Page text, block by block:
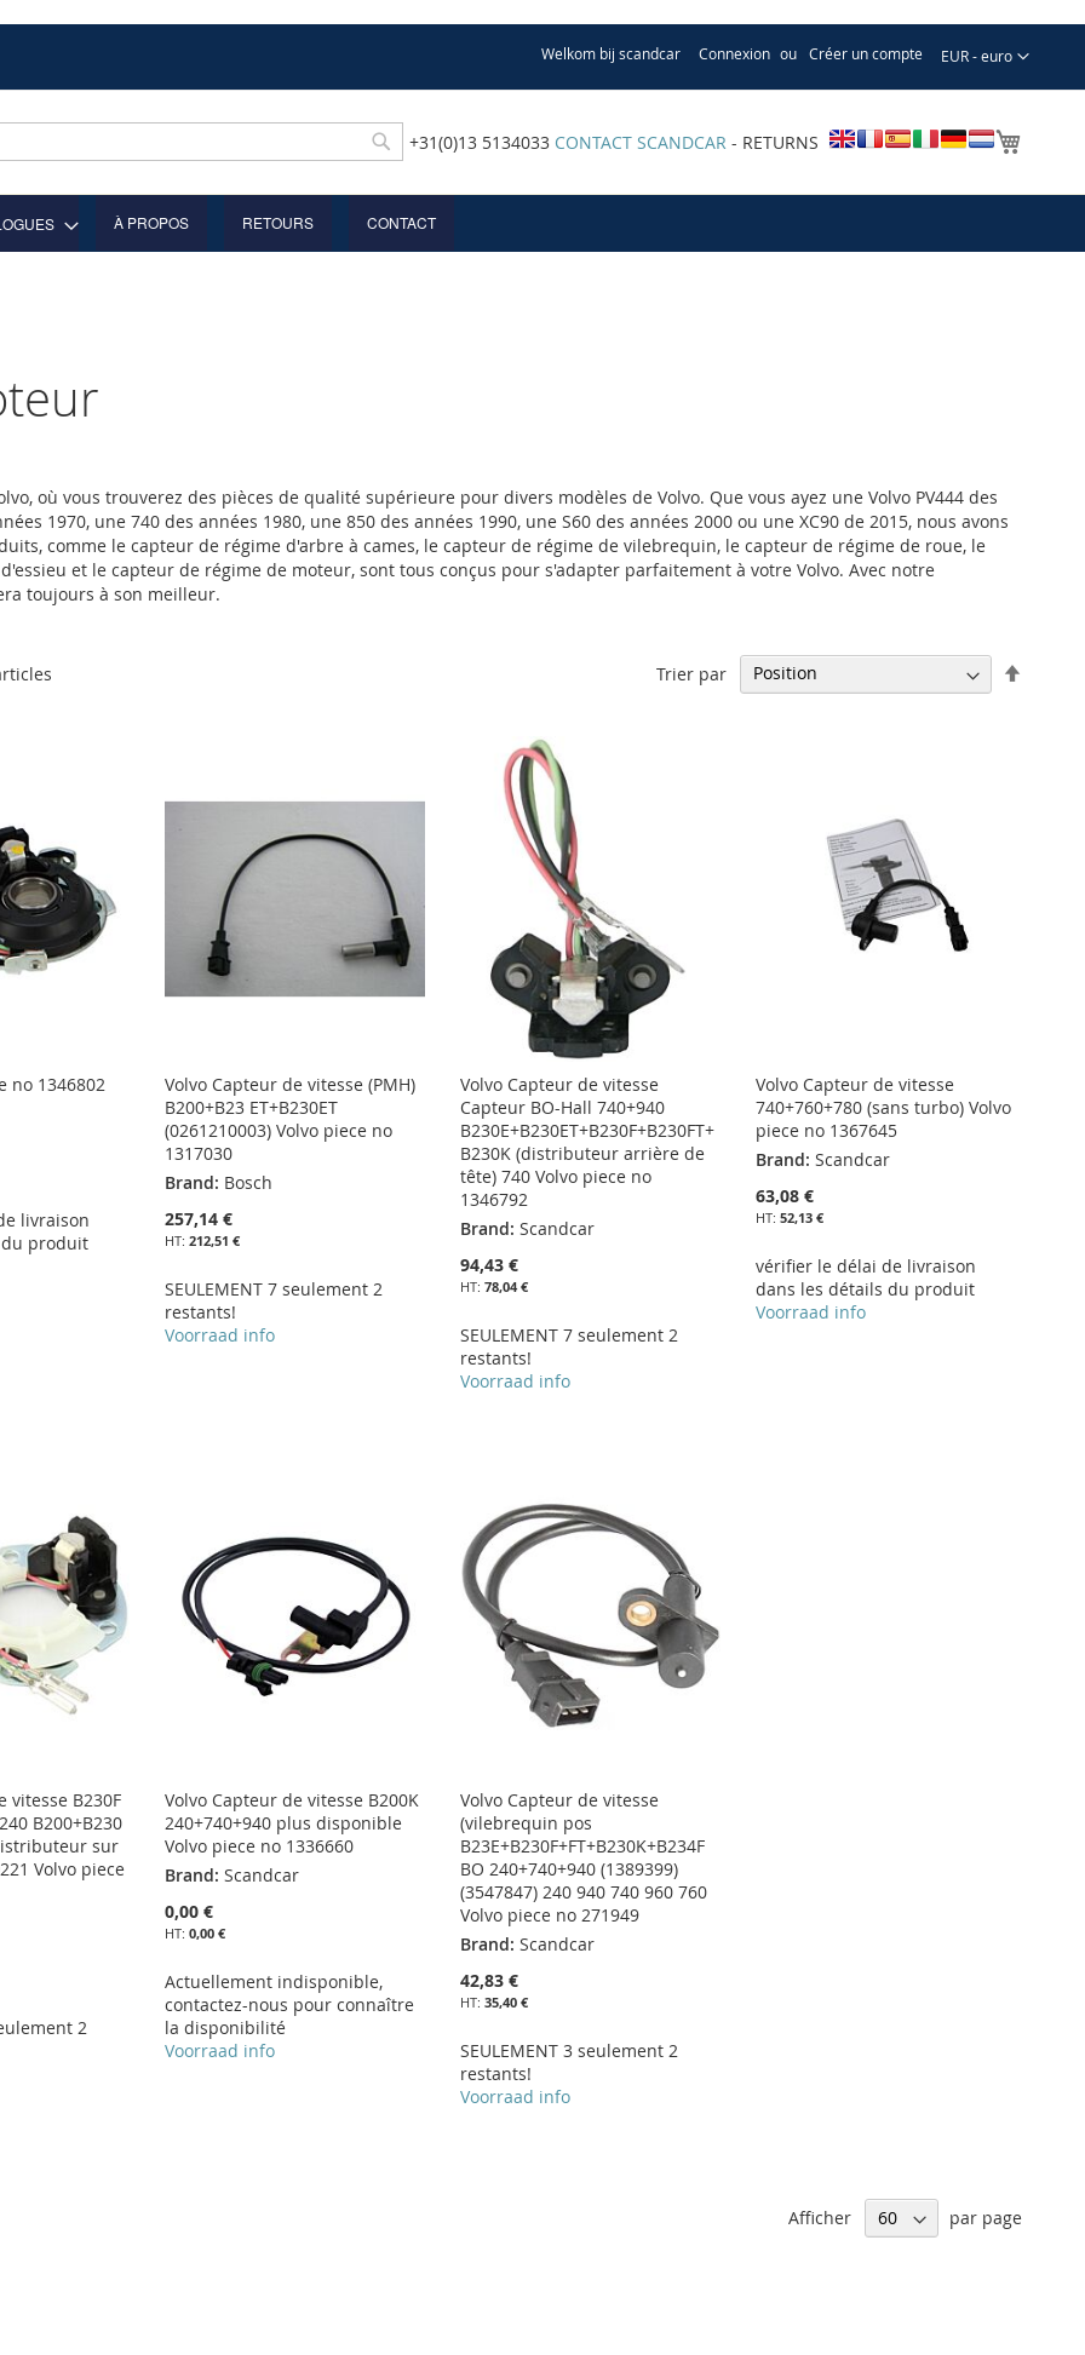
Devise
EUR - euro
Welkom bij scandcar Connexion Créer un compte
+31(0)13 5134033 CONTACT SCANDCAR - RETURNS
À PROPOS RETOURS CONTACT
où vous trouverez des pièces de qualité supérieure pour divers modèles de Volvo. Que vous ayez une Volvo PV444 des
1970, une 740 des années 1980, une 850 des années 1990, une S60 des années 2000 ou une XC90 de 2015, nous avons
comme le capteur de régime d'arbre à cames, le capteur de régime de vilebrequin, le capteur de régime de roue, le
et le capteur de régime de moteur, sont tous conçus pour s'adapter parfaitement à votre Volvo. Avec notre
toujours à son meilleur.
Trier par
no 1346802
livraison
produit
Volvo Capteur de vitesse (PMH)
B200+B23 ET+B230ET
(0261210003) Volvo piece no
1317030
Brand: Bosch
257,14 €
212,51 €
SEULEMENT 7 seulement 2
restants!
Voorraad info
Volvo Capteur de vitesse
Capteur BO-Hall 740+940
B230E+B230ET+B230F+B230FT+
B230K (distributeur arrière de
tête) 740 Volvo piece no
1346792
Brand: Scandcar
94,43 €
78,04 €
SEULEMENT 7 seulement 2
restants!
Voorraad info
Volvo Capteur de vitesse
740+760+780 (sans turbo) Volvo
piece no 1367645
Brand: Scandcar
63,08 €
52,13 €
vérifier le délai de livraison
dans les détails du produit
Voorraad info
vitesse B230F
B200+B230
sur
Volvo piece
2
Volvo Capteur de vitesse B200K
240+740+940 plus disponible
Volvo piece no 1336660
Brand: Scandcar
0,00 €
0,00 €
Actuellement indisponible,
contactez-nous pour connaître
la disponibilité
Voorraad info
Volvo Capteur de vitesse
(vilebrequin pos
B23E+B230F+FT+B230K+B234F
BO 240+740+940 (1389399)
(3547847) 240 940 740 960 760
Volvo piece no 271949
Brand: Scandcar
42,83 €
35,40 €
SEULEMENT 3 seulement 2
restants!
Voorraad info
Afficher par page